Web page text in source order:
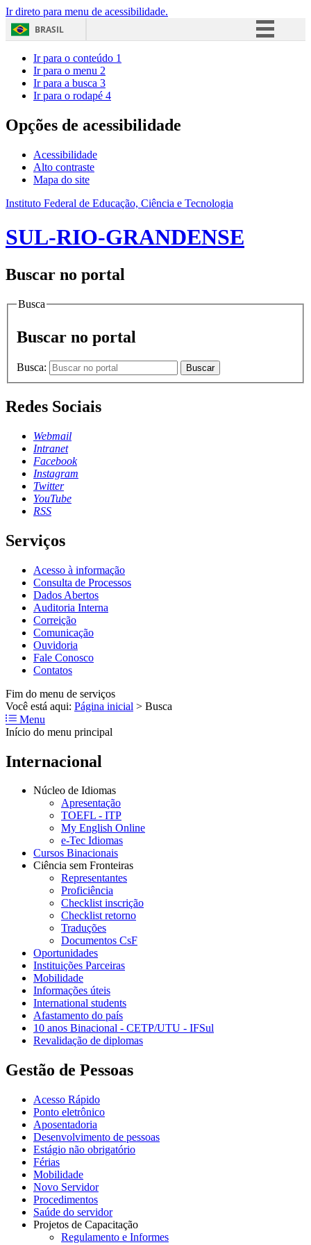
Ir direto para menu de acessibilidade.
BRASIL
Acesso à informação
Ir para o conteúdo 1
Ir para o menu 2
Ir para a busca 3
Ir para o rodapé 4
Opções de acessibilidade
Acessibilidade
Alto contraste
Mapa do site
Instituto Federal de Educação, Ciência e Tecnologia
SUL-RIO-GRANDENSE
Buscar no portal
Busca
Buscar no portal
Busca: Buscar
Redes Sociais
Webmail
Intranet
Facebook
Instagram
Twitter
YouTube
RSS
Serviços
Acesso à informação
Consulta de Processos
Dados Abertos
Auditoria Interna
Correição
Comunicação
Ouvidoria
Fale Conosco
Contatos
Fim do menu de serviços
Você está aqui: Página inicial > Busca
Menu
Início do menu principal
Internacional
Núcleo de Idiomas
Apresentação
TOEFL - ITP
My English Online
e-Tec Idiomas
Cursos Binacionais
Ciência sem Fronteiras
Representantes
Proficiência
Checklist inscrição
Checklist retorno
Traduções
Documentos CsF
Oportunidades
Instituições Parceiras
Mobilidade
Informações úteis
International students
Afastamento do país
10 anos Binacional - CETP/UTU - IFSul
Revalidação de diplomas
Gestão de Pessoas
Acesso Rápido
Ponto eletrônico
Aposentadoria
Desenvolvimento de pessoas
Estágio não obrigatório
Férias
Mobilidade
Novo Servidor
Procedimentos
Saúde do servidor
Projetos de Capacitação
Regulamento e Informes